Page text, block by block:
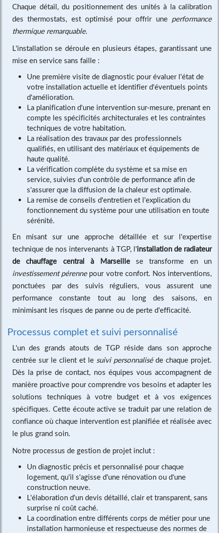
Chaque détail, du positionnement des unités à la calibration
des thermostats, est optimisé pour offrir une performance
thermique remarquable.
L'installation se déroule en plusieurs étapes, garantissant une
mise en service sans faille :
Une première visite de diagnostic pour évaluer l'état de
votre installation actuelle et identifier d'éventuels points
d'amélioration.
La planification d'une intervention sur-mesure, prenant en
compte les spécificités architecturales et les contraintes
techniques de votre habitation.
La réalisation des travaux par des professionnels
qualifiés, en utilisant des matériaux et équipements de
haute qualité.
La vérification complète du système et sa mise en
service, suivies d'un contrôle de performance afin de
s'assurer que la diffusion de la chaleur est optimale.
La remise de conseils d'entretien et l'explication du
fonctionnement du système pour une utilisation en toute
sérénité.
En misant sur une approche détaillée et sur l'expertise
technique de nos intervenants à TGP, l'installation de radiateur
de chauffage central à Marseillese transforme en un
investissement pérennepour votre confort. Nos interventions,
ponctuées par des suivis réguliers, vous assurent une
performance constante tout au long des saisons, en
minimisant les risques de panne ou de perte d'efficacité.
Processus complet et suivi personnalisé
L'un des grands atouts de TGP réside dans son approche
centrée sur le client et le suivi personnaliséde chaque projet.
Dès la prise de contact, nos équipes vous accompagnent de
manière proactive pour comprendre vos besoins et adapter les
solutions techniques à votre budget et à vos exigences
spécifiques. Cette écoute active se traduit par une relation de
confiance où chaque intervention est planifiée et réalisée avec
le plus grand soin.
Notre processus de gestion de projet inclut :
Un diagnostic précis et personnalisé pour chaque
logement, qu'il s'agisse d'une rénovation ou d'une
construction neuve.
L'élaboration d'un devis détaillé, clair et transparent, sans
surprise ni coût caché.
La coordination entre différents corps de métier pour une
installation harmonieuse et respectueuse des normes de